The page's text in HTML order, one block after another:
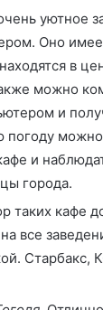
уютное
Оно
в
можно
и
погоду
и
города.
таких кафе
все